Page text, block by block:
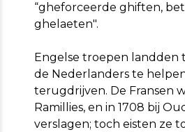
“gheforceerde ghiften,
ghelaeten".
Engelse troepen landden
de Nederlanders te
terugdrijven. De Fransen
Ramillies, en in 1708 bij
verslagen; toch eisten ze